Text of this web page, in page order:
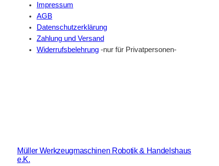
Impressum
AGB
Datenschutzerklärung
Zahlung und Versand
Widerrufsbelehrung-nur für Privatpersonen-
Müller Werkzeugmaschinen Robotik & Handelshaus
e.K.